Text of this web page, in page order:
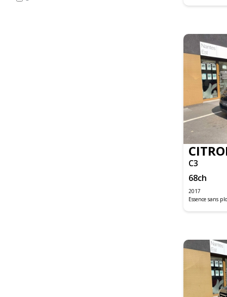
C4 PICASSO
C3
68ch
2017
Essence sans